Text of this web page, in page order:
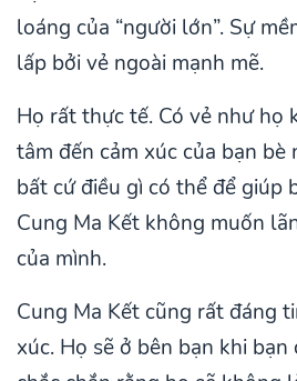
loáng của “người lớn”. Sự
lấp bởi vẻ ngoài mạnh mẽ.
Họ rất thực tế. Có vẻ như họ
tâm đến cảm xúc của bạn bè
bất cứ điều gì có thể để giúp
Cung Ma Kết không muốn
của mình.
Cung Ma Kết cũng rất đáng
xúc. Họ sẽ ở bên bạn khi